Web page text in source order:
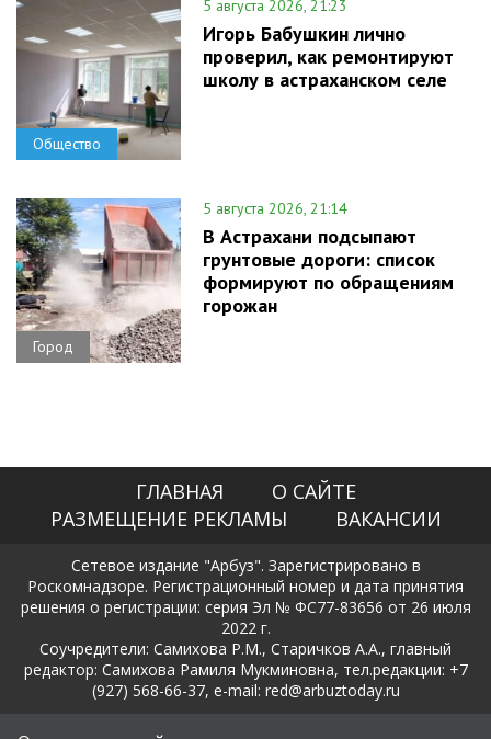
Общество
5 августа 2026, 21:23
Игорь Бабушкин лично
проверил, как ремонтируют
школу в астраханском селе
Город
5 августа 2026, 21:14
В Астрахани подсыпают
грунтовые дороги: список
формируют по обращениям
горожан
ГЛАВНАЯ
О САЙТЕ
РАЗМЕЩЕНИЕ РЕКЛАМЫ
ВАКАНСИИ
Сетевое издание "Арбуз". Зарегистрировано в
Роскомнадзоре. Регистрационный номер и дата принятия
решения о регистрации: серия Эл № ФС77-83656 от 26 июля
2022 г.
Соучредители: Самихова Р.М., Старичков А.А., главный
редактор: Самихова Рамиля Мукминовна, тел.редакции: +7
(927) 568-66-37, e-mail: red@arbuztoday.ru
Политика в отношении обработки и защиты персональных